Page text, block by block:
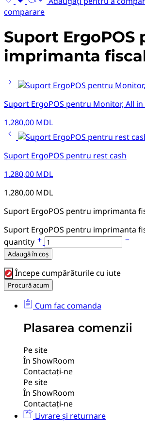
comparare
Suport ErgoPOS
imprimanta
Suport ErgoPOS pentru Monitor, All in
1.280,00 MDL
Suport ErgoPOS pentru rest cash
1.280,00 MDL
1.280,00 MDL
Suport ErgoPOS pentru imprimanta
Suport ErgoPOS pentru imprimanta
quantity
Adaugă în coș
Începe cumpărăturile cu iute
Procură acum
Cum fac comanda
Plasarea comenzii
Pe site
În ShowRoom
Contactați-ne
Pe site
În ShowRoom
Contactați-ne
Livrare și returnare